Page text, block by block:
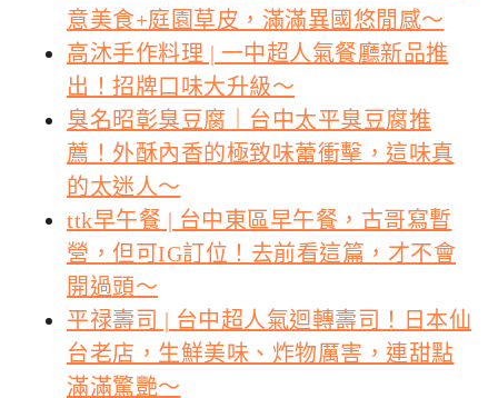
意美食+庭園草皮，滿滿異國悠閒感～
高沐手作料理 | 一中超人氣餐廳新品推
出！招牌口味大升級～
臭名昭彰臭豆腐｜台中太平臭豆腐推
薦！外酥內香的極致味蕾衝擊，這味真
的太迷人～
ttk早午餐 | 台中東區早午餐，古哥寫暫
營，但可IG訂位！去前看這篇，才不會
開過頭～
平禄壽司 | 台中超人氣迴轉壽司！日本仙
台老店，生鮮美味、炸物厲害，連甜點
滿滿驚艷～